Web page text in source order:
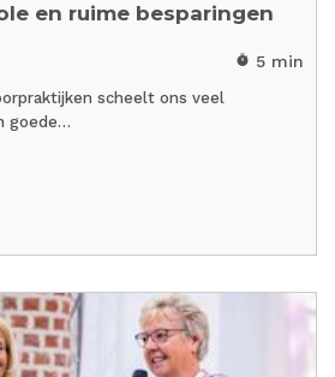
en ruime besparingen
timer 5 min
scheelt ons veel
goede…